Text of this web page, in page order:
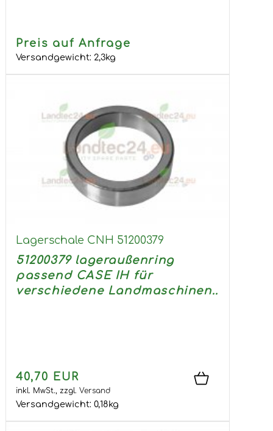
Preis auf Anfrage
Versandgewicht: 2,3kg
Lagerschale CNH 51200379
51200379 lageraußenring
passend CASE IH für
verschiedene Landmaschinen...
40,70 EUR
inkl. MwSt., zzgl. Versand
Versandgewicht: 0,18kg